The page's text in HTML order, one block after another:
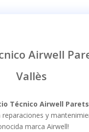
Airwell
Vallès
Técnico Airwell
y
marca Airwell!